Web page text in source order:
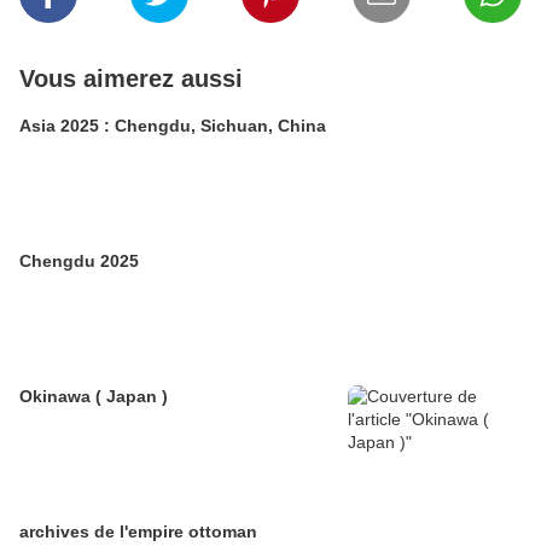
Vous aimerez aussi
Asia 2025 : Chengdu, Sichuan, China
Chengdu 2025
Okinawa ( Japan )
archives de l'empire ottoman